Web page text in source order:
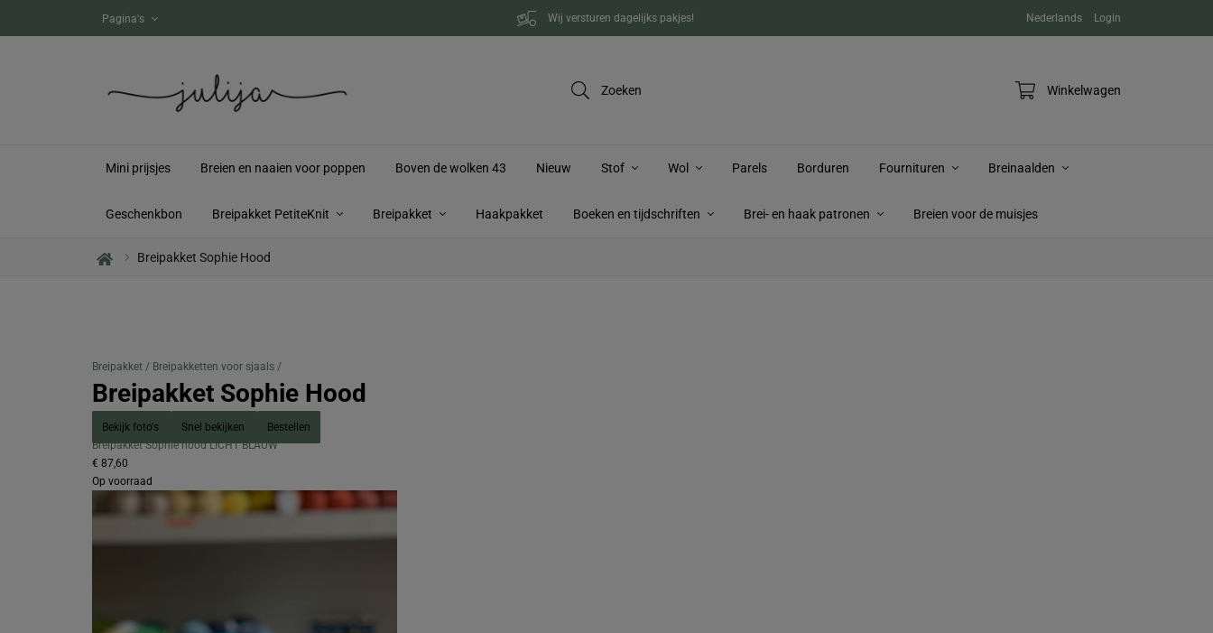
Pagina's Wij versturen dagelijks pakjes! Nederlands Login
Zoeken Winkelwagen
Mini prijsjes Breien en naaien voor poppen Boven de wolken 43 Nieuw Stof Wol Parels Borduren Fournituren Breinaalden
Geschenkbon Breipakket PetiteKnit Breipakket Haakpakket Boeken en tijdschriften Brei- en haak patronen Breien voor de muisjes
Breipakket Sophie Hood
Breipakket / Breipakketten voor sjaals /
Breipakket Sophie Hood
Bekijk foto's Snel bekijken
Bestellen
Breipakket Sophie hood LICHT BLAUW
€ 87,60
Op voorraad